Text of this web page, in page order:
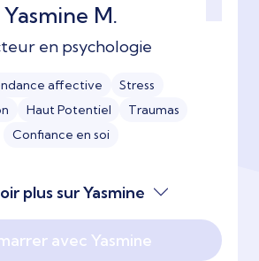
Yasmine M.
en psychologie
affective
Stress
Haut Potentiel
Traumas
Confiance en soi
plus sur Yasmine
avec Yasmine